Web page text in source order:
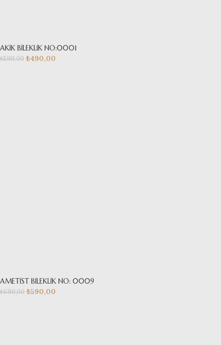
AKİK BİLEKLİK NO:0001
₺590,00 ₺490,00
AMETİST BİLEKLİK NO: 0009
₺690,00 ₺590,00